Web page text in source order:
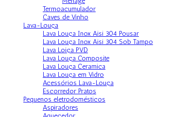
Termoacumulador
Caves de Vinho
Lava-Louça
Lava Louça Inox Aisi 304 Pousar
Lava Louça Inox Aisi 304 Sob Tampo
Lava Loiça PVD
Lava Louça Composite
Lava Louça Ceramica
Lava Louça em Vidro
Acessórios Lava-Louça
Escorredor Pratos
Pequenos eletrodomésticos
Aspiradores